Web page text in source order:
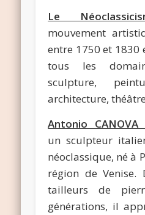
Le
mouvement
entre 1750 et 1830
tous les
sculpture,
architecture,
Antonio CANOVA
un sculpteur
néoclassique, né à
région de Venise.
tailleurs de
générations, il